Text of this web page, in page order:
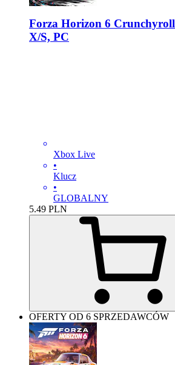
Forza Horizon 6
X/S, PC
Xbox Live
•
Klucz
•
GLOBALNY
5.49 PLN
OFERTY OD 6 SPRZEDAWCÓW